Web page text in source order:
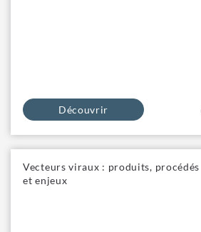
Découvrir
Vecteurs viraux : produits, procédés
et enjeux